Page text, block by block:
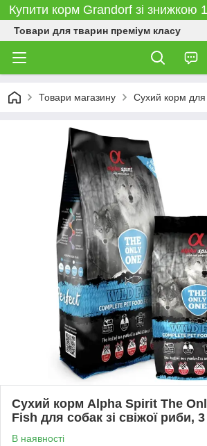
Купити корм Grandorf зі знижкою
Товари для тварин преміум класу
Товари магазину Сухий корм для
Сухий корм Alpha Spirit The
Fish для собак зі свіжої риби, 3
В наявності